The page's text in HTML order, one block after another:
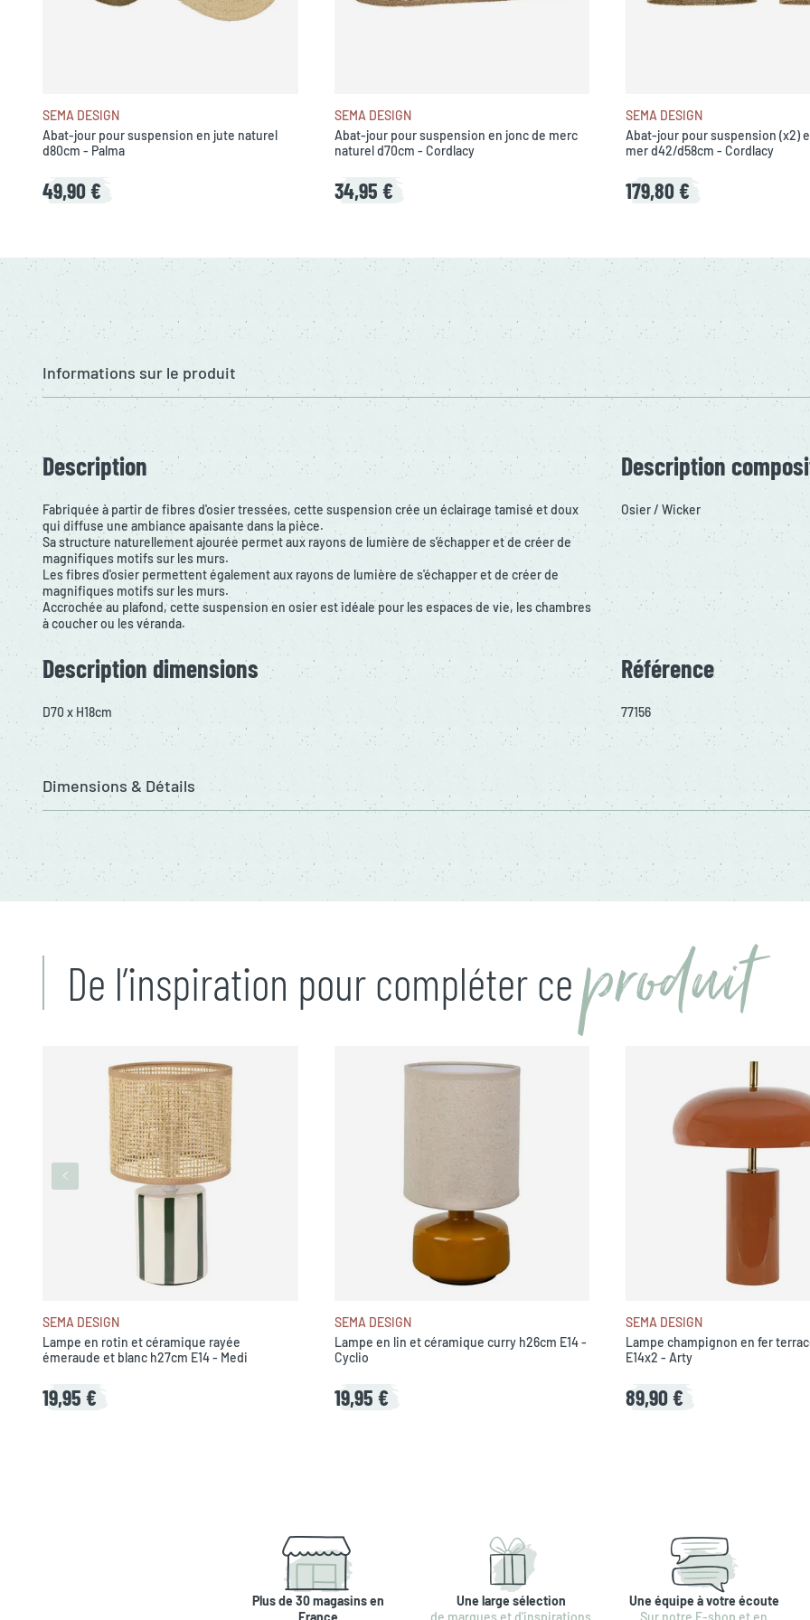
SEMA DESIGN
Abat-jour pour suspension en jute naturel
d80cm - Palma
49,90 €
SEMA DESIGN
Abat-jour pour suspension en jonc de merc
naturel d70cm - Cordlacy
34,95 €
SEMA DESIGN
Abat-jour pour suspension (x2)
mer d42/d58cm - Cordlacy
179,80 €
Informations sur le produit
Description
Fabriquée à partir de fibres d'osier tressées, cette suspension crée un éclairage tamisé et doux
qui diffuse une ambiance apaisante dans la pièce.
Sa structure naturellement ajourée permet aux rayons de lumière de s'échapper et de créer de
magnifiques motifs sur les murs.
Les fibres d'osier permettent également aux rayons de lumière de s'échapper et de créer de
magnifiques motifs sur les murs.
Accrochée au plafond, cette suspension en osier est idéale pour les espaces de vie, les chambres
à coucher ou les véranda.
Description
Osier / Wicker
Description dimensions
D70 x H18cm
Référence
77156
Dimensions & Détails
De l’inspiration pour compléter ce produit
SEMA DESIGN
Lampe en rotin et céramique rayée
émeraude et blanc h27cm E14 - Medi
19,95 €
SEMA DESIGN
Lampe en lin et céramique curry h26cm E14 -
Cyclio
19,95 €
SEMA DESIGN
Lampe champignon en fer
E14x2 - Arty
89,90 €
Plus de 30 magasins en
France
Une large sélection
de marques et d'inspirations
Une équipe à votre écoute
Sur notre E-shop et en